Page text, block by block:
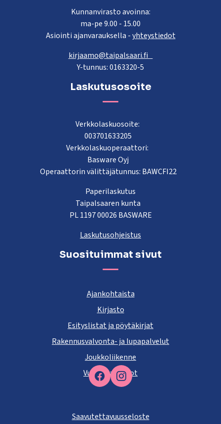
Facebook
Kunnanvirasto avoinna:
ma-pe 9.00 - 15.00
Asiointi ajanvarauksella -yhteystiedot
kirjaamo@taipalsaari.fi
Y-tunnus: 0163320-5
Laskutusosoite
Verkkolaskuosoite:
003701633205
Verkkolaskuoperaattori:
Basware Oyj
Operaattorin välittäjätunnus: BAWCFI22
Paperilaskutus
Taipalsaaren kunta
PL 1197 00026 BASWARE
Laskutusohjeistus
Suosituimmat sivut
Ajankohtaista
Kirjasto
Esityslistat ja pöytäkirjat
Rakennusvalvonta- ja lupapalvelut
Joukkoliikenne
Vuokra-asunnot
Saavutettavuusseloste